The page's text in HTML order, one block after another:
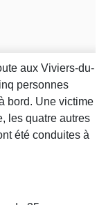
aux Viviers-du-
personnes
bord. Une victime
les quatre autres
été conduites à